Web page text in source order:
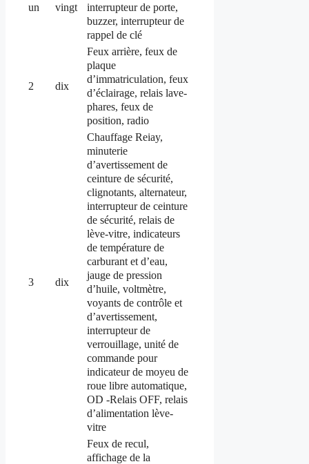
un vingt
interrupteur de porte,
buzzer, interrupteur de
rappel de clé
2 dix
Feux arrière, feux de
plaque
d’immatriculation, feux
d’éclairage, relais lave-
phares, feux de
position, radio
3 dix
Chauffage Reiay,
minuterie
d’avertissement de
ceinture de sécurité,
clignotants, alternateur,
interrupteur de ceinture
de sécurité, relais de
lève-vitre, indicateurs
de température de
carburant et d’eau,
jauge de pression
d’huile, voltmètre,
voyants de contrôle et
d’avertissement,
interrupteur de
verrouillage, unité de
commande pour
indicateur de moyeu de
roue libre automatique,
OD -Relais OFF, relais
d’alimentation lève-
vitre
Feux de recul,
affichage de la